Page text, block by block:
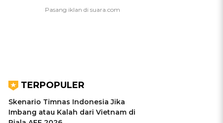
TERPOPULER
Skenario Timnas Indonesia Jika
Imbang atau Kalah dari Vietnam di